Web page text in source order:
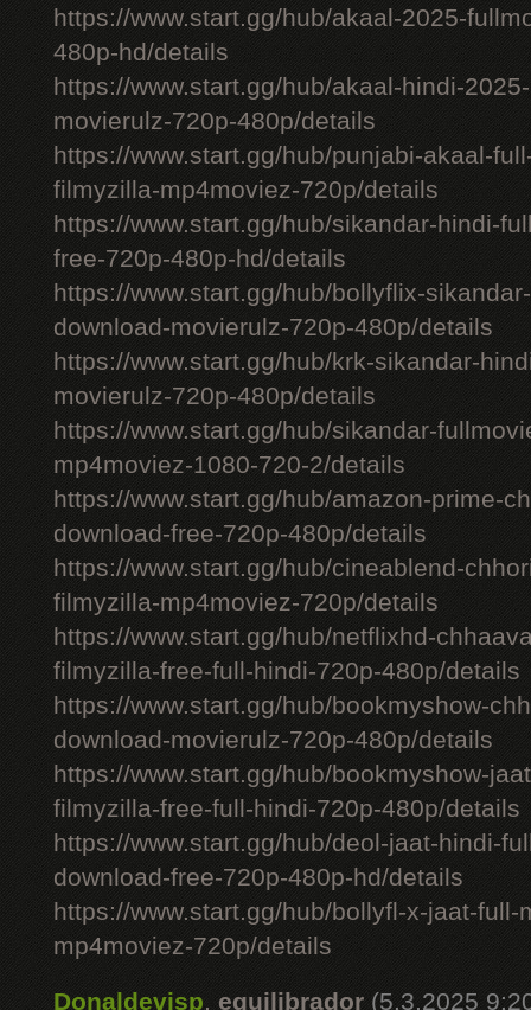
https://www.start.gg/hub/akaal-2025-
480p-hd/details
https://www.start.gg/hub/akaal-hindi-
movierulz-720p-480p/details
https://www.start.gg/hub/punjabi-akaal-
filmyzilla-mp4moviez-720p/details
https://www.start.gg/hub/sikandar-hindi-
free-720p-480p-hd/details
https://www.start.gg/hub/bollyflix-
download-movierulz-720p-480p/details
https://www.start.gg/hub/krk-sikandar-
movierulz-720p-480p/details
https://www.start.gg/hub/sikandar-
mp4moviez-1080-720-2/details
https://www.start.gg/hub/amazon-prime-
download-free-720p-480p/details
https://www.start.gg/hub/cineablend-
filmyzilla-mp4moviez-720p/details
https://www.start.gg/hub/netflixhd-
filmyzilla-free-full-hindi-720p-480p/details
https://www.start.gg/hub/bookmyshow-
download-movierulz-720p-480p/details
https://www.start.gg/hub/bookmyshow-
filmyzilla-free-full-hindi-720p-480p/details
https://www.start.gg/hub/deol-jaat-hindi-
download-free-720p-480p-hd/details
https://www.start.gg/hub/bollyfl-x-jaat-
mp4moviez-720p/details
Donaldevisp, equilibrador (5.3.2025